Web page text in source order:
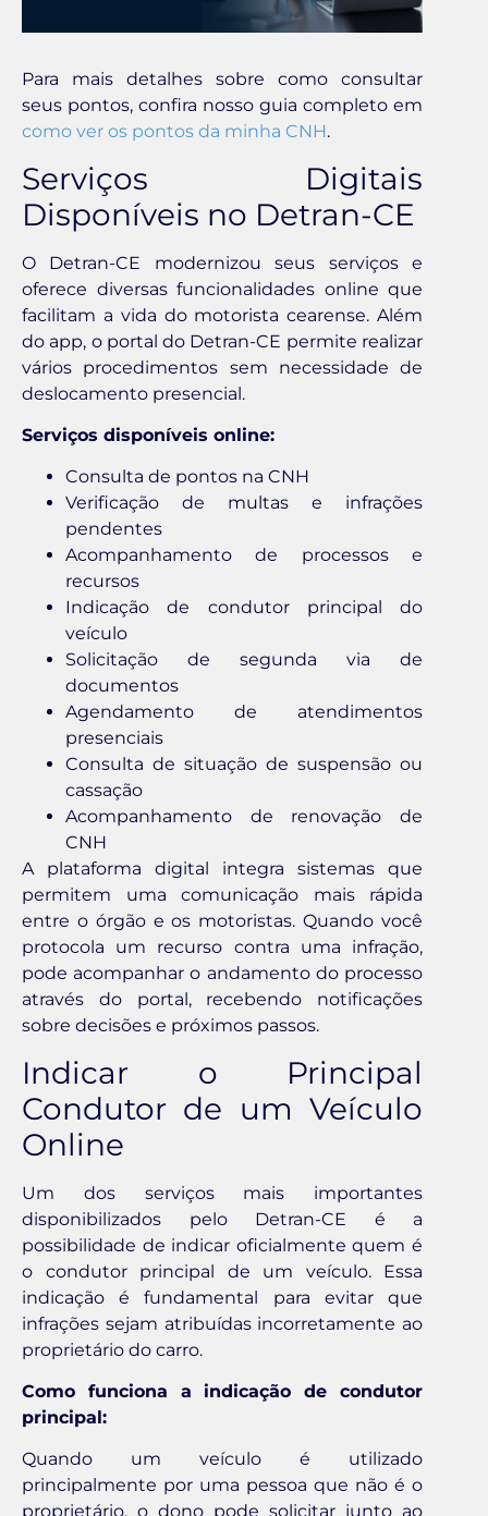
Para mais detalhes sobre como consultar
seus pontos, confira nosso guia completo em
como ver os pontos da minha CNH.
Serviços Digitais
Disponíveis no Detran-CE
O Detran-CE modernizou seus serviços e
oferece diversas funcionalidades online que
facilitam a vida do motorista cearense. Além
do app, o portal do Detran-CE permite realizar
vários procedimentos sem necessidade de
deslocamento presencial.
Serviços disponíveis online:
Consulta de pontos na CNH
Verificação de multas e infrações
pendentes
Acompanhamento de processos e
recursos
Indicação de condutor principal do
veículo
Solicitação de segunda via de
documentos
Agendamento de atendimentos
presenciais
Consulta de situação de suspensão ou
cassação
Acompanhamento de renovação de
CNH
A plataforma digital integra sistemas que
permitem uma comunicação mais rápida
entre o órgão e os motoristas. Quando você
protocola um recurso contra uma infração,
pode acompanhar o andamento do processo
através do portal, recebendo notificações
sobre decisões e próximos passos.
Indicar o Principal
Condutor de um Veículo
Online
Um dos serviços mais importantes
disponibilizados pelo Detran-CE é a
possibilidade de indicar oficialmente quem é
o condutor principal de um veículo. Essa
indicação é fundamental para evitar que
infrações sejam atribuídas incorretamente ao
proprietário do carro.
Como funciona a indicação de condutor
principal:
Quando um veículo é utilizado
principalmente por uma pessoa que não é o
proprietário, o dono pode solicitar junto ao